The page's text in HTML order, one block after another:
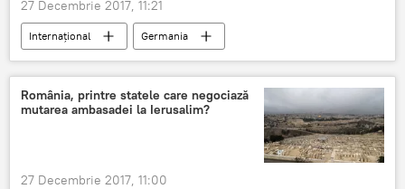
27 Decembrie 2017, 11:21
Internaţional
Germania
Sigmar Gabriel
Angela Merkel
Martin Schulz
CDU
SPD
Coaliția de guvernare
România, printre statele care negociază
mutarea ambasadei la Ierusalim?
27 Decembrie 2017, 11:00